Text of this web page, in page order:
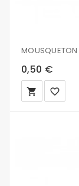
MOUSQUETON
0,50 €
local_grocery_store favorite_border